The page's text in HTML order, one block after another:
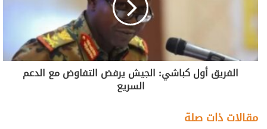
الفريق أول كباشي: الجيش يرفض التفاوض مع الدعم
السريع
مقالات ذات صلة